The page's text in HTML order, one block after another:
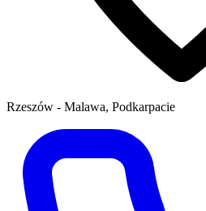
Rzeszów - Malawa, Podkarpacie